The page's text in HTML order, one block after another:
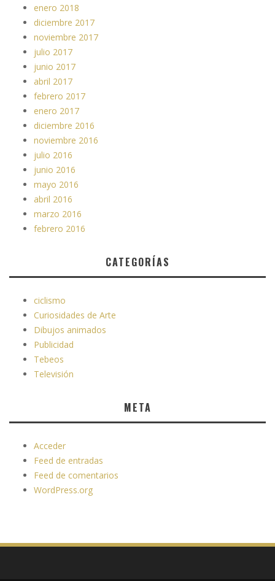
enero 2018
diciembre 2017
noviembre 2017
julio 2017
junio 2017
abril 2017
febrero 2017
enero 2017
diciembre 2016
noviembre 2016
julio 2016
junio 2016
mayo 2016
abril 2016
marzo 2016
febrero 2016
CATEGORÍAS
ciclismo
Curiosidades de Arte
Dibujos animados
Publicidad
Tebeos
Televisión
META
Acceder
Feed de entradas
Feed de comentarios
WordPress.org